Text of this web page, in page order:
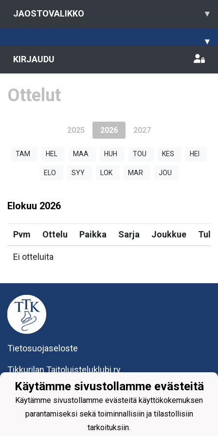
JAOSTOVALIKKO ▾
▾
KIRJAUDU
Ottelut
2025 2026 2027
TAM HEL MAA HUH TOU KES HEI
ELO SYY LOK MAR JOU
Elokuu 2026
Pvm Ottelu Paikka Sarja Joukkue
Ei otteluita
Tietosuojaseloste
Tikkurilan Taitoluisteluklubi ry
Käytämme sivustollamme evästeitä
Käytämme sivustollamme evästeitä käyttökokemuksen
parantamiseksi sekä toiminnallisiin ja tilastollisiin
tarkoituksiin.